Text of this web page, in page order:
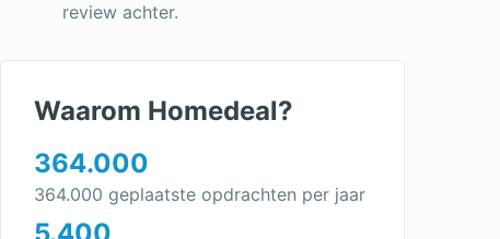
review achter.
Waarom Homedeal?
364.000
364.000 geplaatste opdrachten per jaar